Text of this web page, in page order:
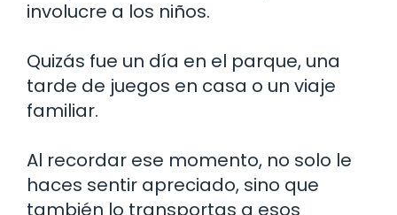
involucre a los niños.
Quizás fue un día en el parque, una
tarde de juegos en casa o un viaje
familiar.
Al recordar ese momento, no solo le
haces sentir apreciado, sino que
también lo transportas a esos